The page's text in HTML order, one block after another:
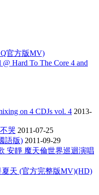
官方版MV)
Hard To The Core 4 and
on 4 CDJs vol. 4 2013-
哭 2011-07-25
語版) 2011-09-29
安靜 魔天倫世界巡迴演唱
天 (官方完整版MV)(HD)